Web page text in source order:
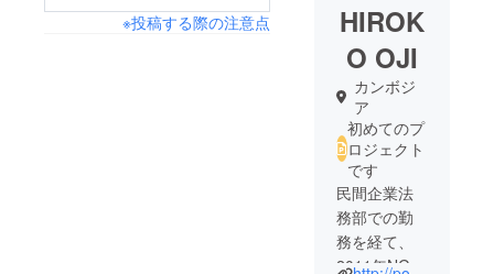
※投稿する際の注意点
HIROK
O OJI
カンボジ
ア
初めてのプ
ロジェクト
です
民間企業法
務部での勤
務を経て、
2011年NGO